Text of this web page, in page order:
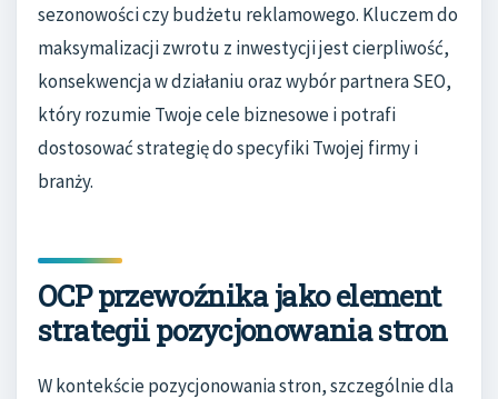
sezonowości czy budżetu reklamowego. Kluczem do
maksymalizacji zwrotu z inwestycji jest cierpliwość,
konsekwencja w działaniu oraz wybór partnera SEO,
który rozumie Twoje cele biznesowe i potrafi
dostosować strategię do specyfiki Twojej firmy i
branży.
OCP przewoźnika jako element
strategii pozycjonowania stron
W kontekście pozycjonowania stron, szczególnie dla